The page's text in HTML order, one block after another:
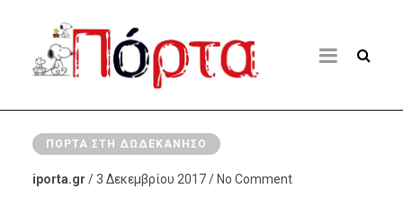
ΠΌΡΤΑ ΣΤΗ ΔΩΔΕΚΆΝΗΣΟ
iporta.gr / 3 Δεκεμβρίου 2017 / No Comment